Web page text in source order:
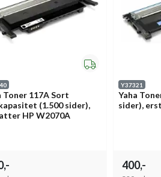
Toner 117A Sort
(1.500 sider),
HP W2070A
Y37321
Yaha
sider),
400,-